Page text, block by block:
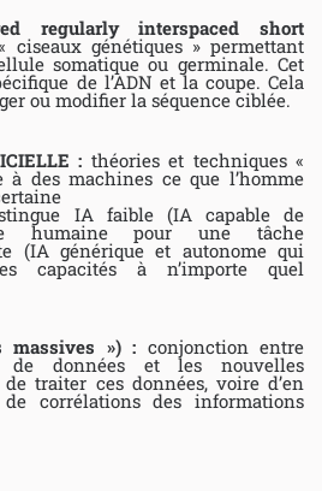
regularly interspaced short
ciseaux génétiques » permettant
somatique ou germinale. Cet
de l’ADN et la coupe. Cela
ou modifier la séquence ciblée.
: théories et techniques «
des machines ce que l’homme
IA faible (IA capable de
humaine pour une tâche
(IA générique et autonome qui
capacités à n’importe quel
massives ») : conjonction entre
de données et les nouvelles
traiter ces données, voire d’en
corrélations des informations